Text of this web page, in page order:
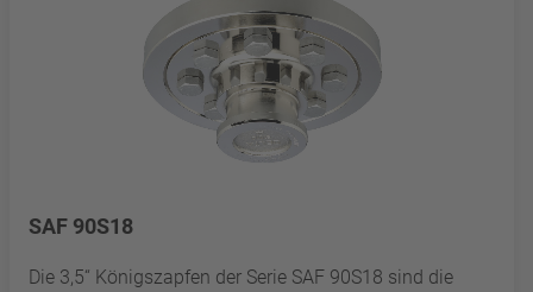
SAF 90S18
Die 3,5“ Königszapfen der Serie SAF 90S18 sind die